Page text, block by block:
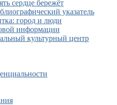
сердце бережёт
указатель
город и люди
информации
культурный центр